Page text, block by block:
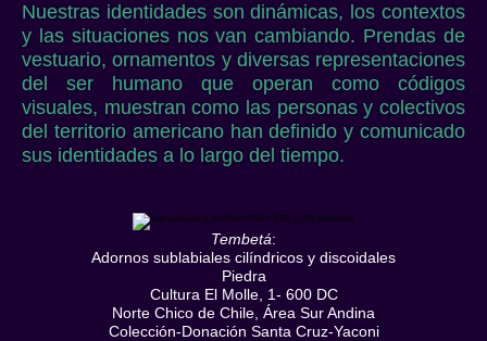
Nuestras identidades son dinámicas, los contextos
y las situaciones nos van cambiando. Prendas de
vestuario, ornamentos y diversas representaciones
del ser humano que operan como códigos
visuales, muestran como las personas y colectivos
del territorio americano han definido y comunicado
sus identidades a lo largo del tiempo.
Tembetá:
Adornos sublabiales cilíndricos y discoidales
Piedra
Cultura El Molle, 1- 600 DC
Norte Chico de Chile, Área Sur Andina
Colección-Donación Santa Cruz-Yaconi